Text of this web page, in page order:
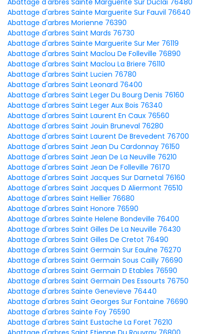
Abattage d'arbres Sainte Marguerite Sur Duclai 76480
Abattage d'arbres Sainte Marguerite Sur Fauvil 76640
Abattage d'arbres Morienne 76390
Abattage d'arbres Saint Mards 76730
Abattage d'arbres Sainte Marguerite Sur Mer 76119
Abattage d'arbres Saint Maclou De Folleville 76890
Abattage d'arbres Saint Maclou La Briere 76110
Abattage d'arbres Saint Lucien 76780
Abattage d'arbres Saint Leonard 76400
Abattage d'arbres Saint Leger Du Bourg Denis 76160
Abattage d'arbres Saint Leger Aux Bois 76340
Abattage d'arbres Saint Laurent En Caux 76560
Abattage d'arbres Saint Jouin Bruneval 76280
Abattage d'arbres Saint Laurent De Brevedent 76700
Abattage d'arbres Saint Jean Du Cardonnay 76150
Abattage d'arbres Saint Jean De La Neuville 76210
Abattage d'arbres Saint Jean De Folleville 76170
Abattage d'arbres Saint Jacques Sur Darnetal 76160
Abattage d'arbres Saint Jacques D Aliermont 76510
Abattage d'arbres Saint Hellier 76680
Abattage d'arbres Saint Honore 76590
Abattage d'arbres Sainte Helene Bondeville 76400
Abattage d'arbres Saint Gilles De La Neuville 76430
Abattage d'arbres Saint Gilles De Cretot 76490
Abattage d'arbres Saint Germain Sur Eaulne 76270
Abattage d'arbres Saint Germain Sous Cailly 76690
Abattage d'arbres Saint Germain D Etables 76590
Abattage d'arbres Saint Germain Des Essourts 76750
Abattage d'arbres Sainte Genevieve 76440
Abattage d'arbres Saint Georges Sur Fontaine 76690
Abattage d'arbres Sainte Foy 76590
Abattage d'arbres Saint Eustache La Foret 76210